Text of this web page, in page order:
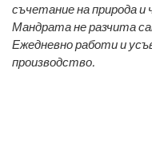
съчетание на природа
Мандрата не разчита
Ежедневно работи и
производство.